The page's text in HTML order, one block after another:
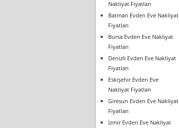
Nakliyat Fiyatları
Batman Evden Eve Nakliyat
Fiyatları
Bursa Evden Eve Nakliyat
Fiyatları
Denizli Evden Eve Nakliyat
Fiyatları
Eskişehir Evden Eve
Nakliyat Fiyatları
Giresun Evden Eve Nakliyat
Fiyatları
İzmir Evden Eve Nakliyat